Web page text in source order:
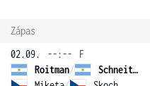
Zápas
02.09.
--:--
F
Roitman/
Schneiter (1)